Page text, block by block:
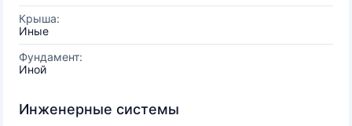
Крыша:
Иные
Фундамент:
Иной
Инженерные системы